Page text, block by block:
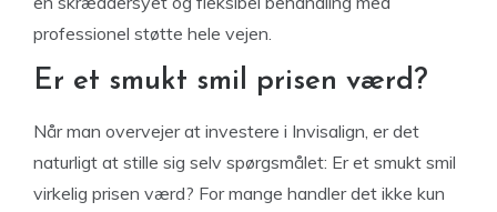
professionel støtte hele vejen.
Er et smukt smil prisen værd?
Når man overvejer at investere i Invisalign, er det
naturligt at stille sig selv spørgsmålet: Er et smukt smil
virkelig prisen værd? For mange handler det ikke kun